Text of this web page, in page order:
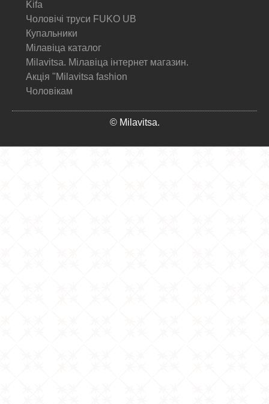
Kifa
Чоловічі труси FUKO UB
Купальники
Мілавіца каталог
Milavitsa. Мілавіца інтернет магазин.
Акція "Milavitsa fashion
Чоловікам
© Milavitsa.